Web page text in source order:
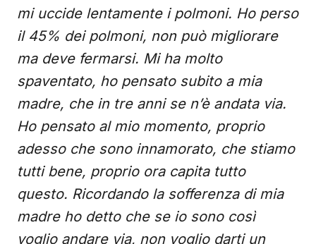
mi uccide lentamente i polmoni. Ho perso
il 45% dei polmoni, non può migliorare
ma deve fermarsi. Mi ha molto
spaventato, ho pensato subito a mia
madre, che in tre anni se n’è andata via.
Ho pensato al mio momento, proprio
adesso che sono innamorato, che stiamo
tutti bene, proprio ora capita tutto
questo. Ricordando la sofferenza di mia
madre ho detto che se io sono così
voglio andare via, non voglio darti un